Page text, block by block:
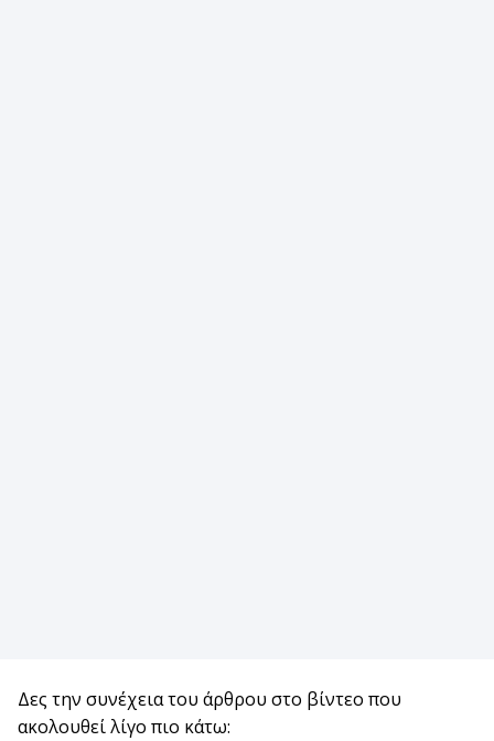
Δες την συνέχεια του άρθρου στο βίντεο που
ακολουθεί λίγο πιο κάτω: